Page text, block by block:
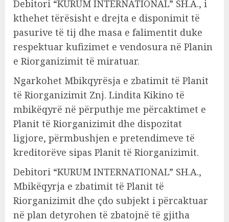
Debitori “KURUM INTERNATIONAL” SH.A., i
kthehet tërësisht e drejta e disponimit të
pasurive të tij dhe masa e falimentit duke
respektuar kufizimet e vendosura në Planin
e Riorganizimit të miratuar.
Ngarkohet Mbikqyrësja e zbatimit të Planit
të Riorganizimit Znj. Lindita Kikino të
mbikëqyrë në përputhje me përcaktimet e
Planit të Riorganizimit dhe dispozitat
ligjore, përmbushjen e pretendimeve të
kreditorëve sipas Planit të Riorganizimit.
Debitori “KURUM INTERNATIONAL” SH.A.,
Mbikëqyrja e zbatimit të Planit të
Riorganizimit dhe çdo subjekt i përcaktuar
në plan detyrohen të zbatojnë të gjitha